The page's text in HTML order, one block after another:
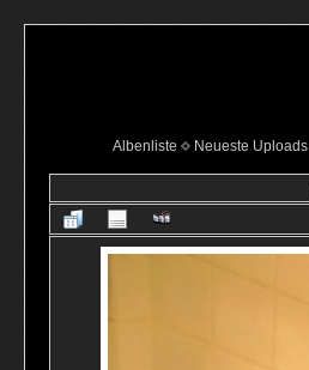
Albenliste
Neueste Uploads